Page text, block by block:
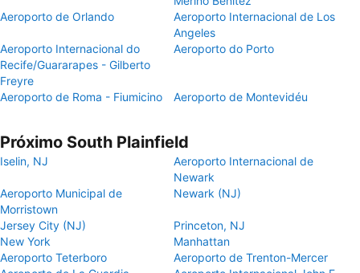
Aeroporto de Orlando
Aeroporto Internacional de Los
Angeles
Aeroporto Internacional do
Recife/Guararapes - Gilberto
Freyre
Aeroporto do Porto
Aeroporto de Roma - Fiumicino Aeroporto de Montevidéu
Próximo South Plainfield
Iselin, NJ
Aeroporto Internacional de
Newark
Aeroporto Municipal de
Morristown
Newark (NJ)
Jersey City (NJ)
Princeton, NJ
New York
Manhattan
Aeroporto Teterboro
Aeroporto de Trenton-Mercer